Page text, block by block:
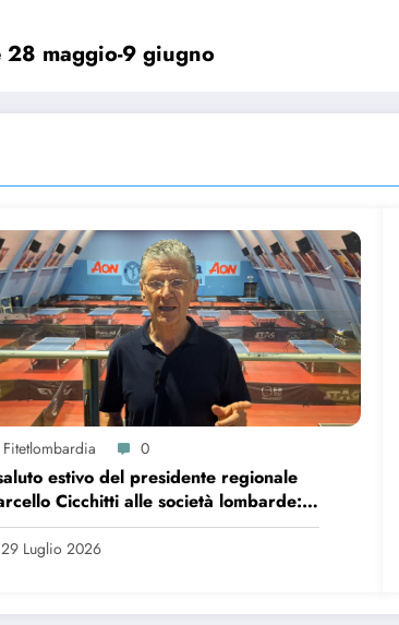
maggio-9 giugno
Fitetlombardia 0
estivo del presidente regionale
Cicchitti alle società lombarde:
ringraziamenti e nuovi progetti
29 Luglio 2026